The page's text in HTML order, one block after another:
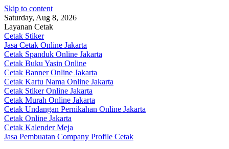
Skip to content
Saturday, Aug 8, 2026
Layanan Cetak
Cetak Stiker
Jasa Cetak Online Jakarta
Cetak Spanduk Online Jakarta
Cetak Buku Yasin Online
Cetak Banner Online Jakarta
Cetak Kartu Nama Online Jakarta
Cetak Stiker Online Jakarta
Cetak Murah Online Jakarta
Cetak Undangan Pernikahan Online Jakarta
Cetak Online Jakarta
Cetak Kalender Meja
Jasa Pembuatan Company Profile Cetak